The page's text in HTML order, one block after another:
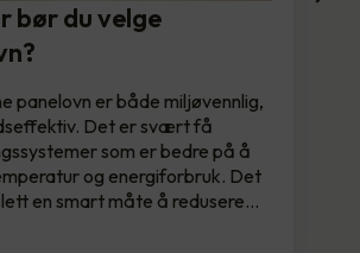
bør du velge
panelovn er både miljøvennlig,
Det er svært få
som er bedre på å
og energiforbruk. Det
en smart måte å redusere…